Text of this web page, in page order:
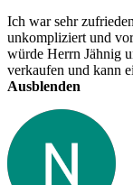
Ich war sehr
unkompliziert und
würde Herrn Jähnig
verkaufen und kann
Ausblenden